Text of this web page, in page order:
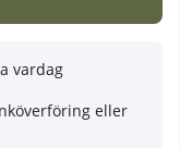
vardag
eller